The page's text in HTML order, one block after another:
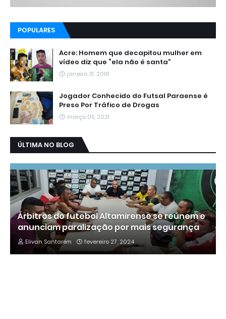
POPULARES
Acre: Homem que decapitou mulher em
vídeo diz que “ela não é santa”
janeiro 31, 2018
Jogador Conhecido do Futsal Paraense é
Preso Por Tráfico de Drogas
março 05, 2021
ÚLTIMA NO BLOG
Árbitros do futebol Altamirense se reúnem e
anunciam paralização por mais segurança
Elivan Santarém fevereiro 27, 2024